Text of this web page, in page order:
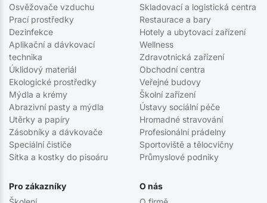
Osvěžovače vzduchu
Prací prostředky
Dezinfekce
Aplikační a dávkovací
technika
Úklidový materiál
Ekologické prostředky
Mýdla a krémy
Abrazivní pasty a mýdla
Utěrky a papíry
Zásobníky a dávkovače
Speciální čističe
Sítka a kostky do pisoáru
Skladovací a logistická centra
Restaurace a bary
Hotely a ubytovací zařízení
Wellness
Zdravotnická zařízení
Obchodní centra
Veřejné budovy
Školní zařízení
Ústavy sociální péče
Hromadné stravování
Profesionální prádelny
Sportoviště a tělocvičny
Průmyslové podniky
Pro zákazníky
O nás